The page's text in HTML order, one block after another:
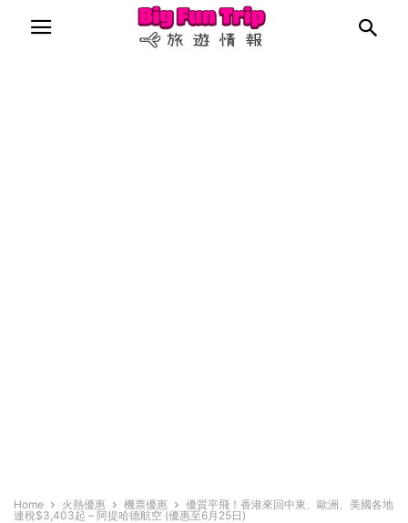
Home 火熱優惠 機票優惠
優質平飛！香港來回中東、歐洲、美國各地
連稅$3,403起 – 阿提哈德航空 (優惠至6月25日)